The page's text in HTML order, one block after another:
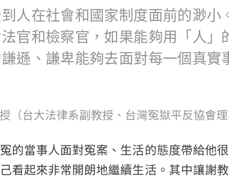
人在社會和國家制度面前的渺小
官和檢察官，如果能夠用「人」
遜、謙卑能夠去面對每一個真實
台大法律系副教授、台灣冤獄平反協會理
的當事人面對冤案、生活的態度帶給他
看起來非常開朗地繼續生活。其中讓謝